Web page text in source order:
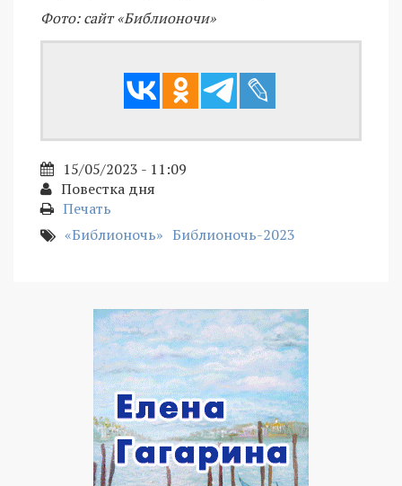
Фото: сайт «Библионочи»
15/05/2023 - 11:09
Повестка дня
Печать
«Библионочь» Библионочь-2023